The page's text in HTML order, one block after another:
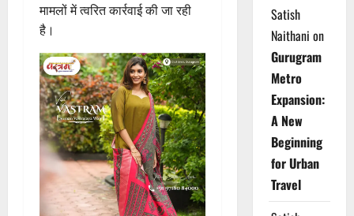
मामलों में त्वरित कार्रवाई की जा रही
है।
Satish
Naithani on
Gurugram
Metro
Expansion:
A New
Beginning
for Urban
Travel